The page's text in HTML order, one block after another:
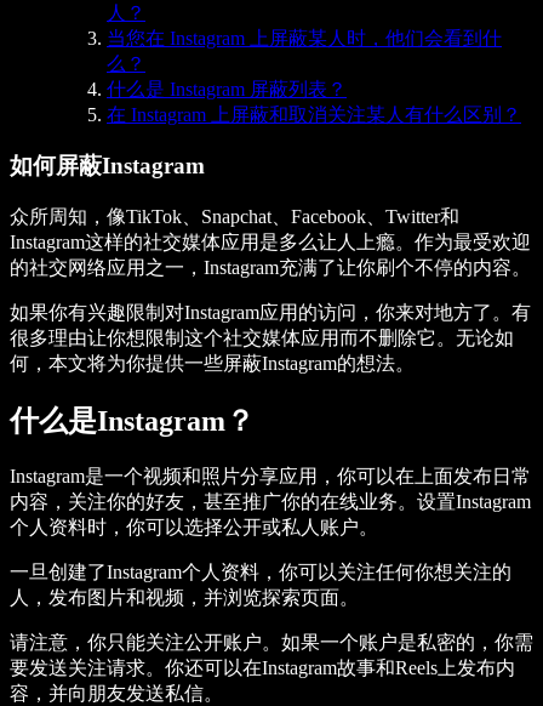
人？
当您在 Instagram 上屏蔽某人时，他们会看到什
么？
什么是 Instagram 屏蔽列表？
在 Instagram 上屏蔽和取消关注某人有什么区别？
如何屏蔽Instagram
众所周知，像TikTok、Snapchat、Facebook、Twitter和
Instagram这样的社交媒体应用是多么让人上瘾。作为最受欢迎
的社交网络应用之一，Instagram充满了让你刷个不停的内容。
如果你有兴趣限制对Instagram应用的访问，你来对地方了。有
很多理由让你想限制这个社交媒体应用而不删除它。无论如
何，本文将为你提供一些屏蔽Instagram的想法。
什么是Instagram？
Instagram是一个视频和照片分享应用，你可以在上面发布日常
内容，关注你的好友，甚至推广你的在线业务。设置Instagram
个人资料时，你可以选择公开或私人账户。
一旦创建了Instagram个人资料，你可以关注任何你想关注的
人，发布图片和视频，并浏览探索页面。
请注意，你只能关注公开账户。如果一个账户是私密的，你需
要发送关注请求。你还可以在Instagram故事和Reels上发布内
容，并向朋友发送私信。